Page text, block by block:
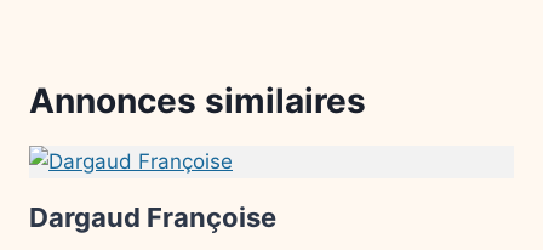
Annonces similaires
Dargaud Françoise